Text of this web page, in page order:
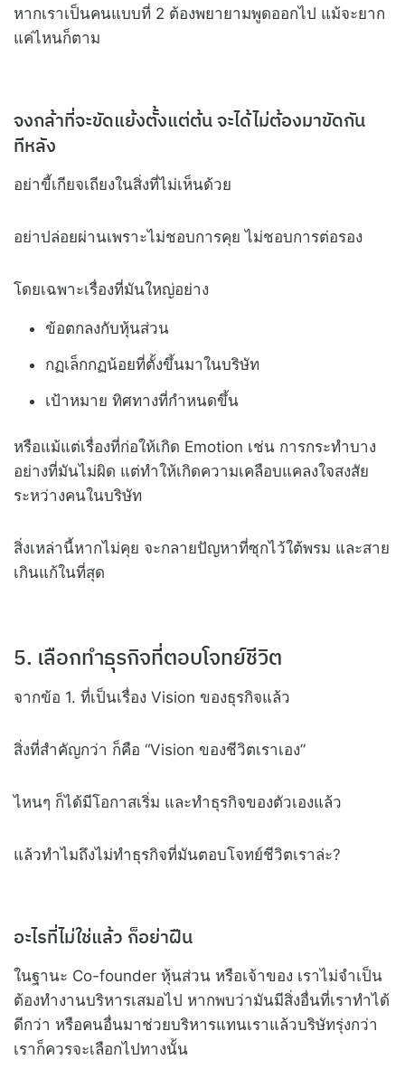
หากเราเป็นคนแบบที่ 2 ต้องพยายามพูดออกไป แม้จะยาก
แค่ไหนก็ตาม
จงกล้าที่จะขัดแย้งตั้งแต่ต้น จะได้ไม่ต้องมาขัดกัน
ทีหลัง
อย่าขี้เกียจเถียงในสิ่งที่ไม่เห็นด้วย
อย่าปล่อยผ่านเพราะไม่ชอบการคุย ไม่ชอบการต่อรอง
โดยเฉพาะเรื่องที่มันใหญ่อย่าง
ข้อตกลงกับหุ้นส่วน
กฏเล็กกฏน้อยที่ตั้งขึ้นมาในบริษัท
เป้าหมาย ทิศทางที่กำหนดขึ้น
หรือแม้แต่เรื่องที่ก่อให้เกิด Emotion เช่น การกระทำบาง
อย่างที่มันไม่ผิด แต่ทำให้เกิดความเคลือบแคลงใจสงสัย
ระหว่างคนในบริษัท
สิ่งเหล่านี้หากไม่คุย จะกลายปัญหาที่ซุกไว้ใต้พรม และสาย
เกินแก้ในที่สุด
5. เลือกทำธุรกิจที่ตอบโจทย์ชีวิต
จากข้อ 1. ที่เป็นเรื่อง Vision ของธุรกิจแล้ว
สิ่งที่สำคัญกว่า ก็คือ “Vision ของชีวิตเราเอง”
ไหนๆ ก็ได้มีโอกาสเริ่ม และทำธุรกิจของตัวเองแล้ว
แล้วทำไมถึงไม่ทำธุรกิจที่มันตอบโจทย์ชีวิตเราล่ะ?
อะไรที่ไม่ใช่แล้ว ก็อย่าฝืน
ในฐานะ Co-founder หุ้นส่วน หรือเจ้าของ เราไม่จำเป็น
ต้องทำงานบริหารเสมอไป หากพบว่ามันมีสิ่งอื่นที่เราทำได้
ดีกว่า หรือคนอื่นมาช่วยบริหารแทนเราแล้วบริษัทรุ่งกว่า
เราก็ควรจะเลือกไปทางนั้น